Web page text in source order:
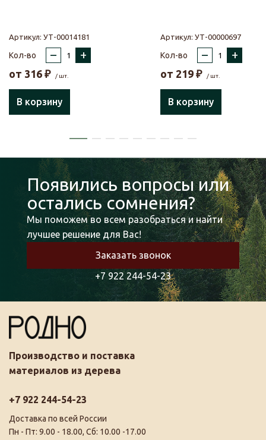
Артикул: УТ-00014181
Кол-во – +
от 316 ₽ / шт.
В корзину
Артикул: УТ-00000697
Кол-во – +
от 219 ₽ / шт.
В корзину
Появились вопросы или
остались сомнения?
Мы поможем во всем разобраться и найти
лучшее решение для Вас!
Заказать звонок
+7 922 244-54-23
Производство и поставка
материалов из дерева
+7 922 244-54-23
Доставка по всей России
Пн - Пт: 9.00 - 18.00, Сб: 10.00 -17.00